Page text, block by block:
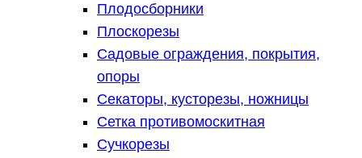
Плодосборники
Плоскорезы
Садовые ограждения, покрытия,
опоры
Секаторы, кусторезы, ножницы
Сетка противомоскитная
Сучкорезы